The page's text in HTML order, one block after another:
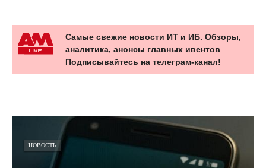
Самые свежие новости ИТ и ИБ. Обзоры,
аналитика, анонсы главных ивентов
Подписывайтесь на телеграм-канал!
НОВОСТЬ